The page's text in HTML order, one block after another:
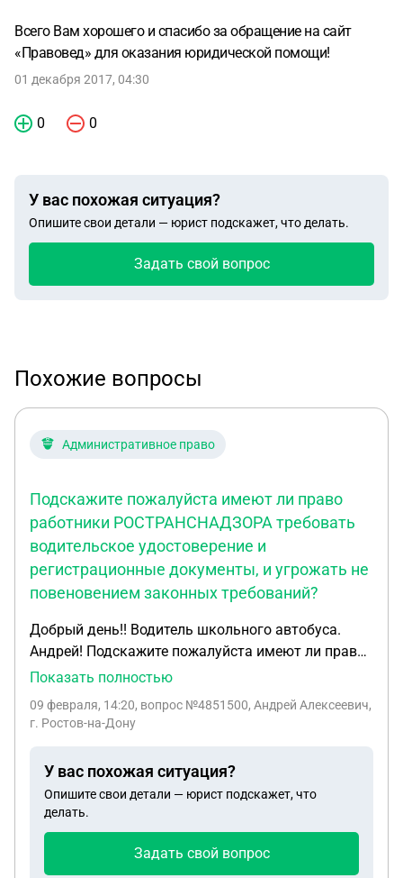
Всего Вам хорошего и спасибо за обращение на сайт
«Правовед» для оказания юридической помощи!
01 декабря 2017, 04:30
0 0
У вас похожая ситуация?
Опишите свои детали — юрист подскажет, что делать.
Задать свой вопрос
Похожие вопросы
Административное право
Подскажите пожалуйста имеют ли право
работники РОСТРАНСНАДЗОРА требовать
водительское удостоверение и
регистрационные документы, и угрожать не
повеновением законных требований?
Добрый день!! Водитель школьного автобуса.
Андрей! Подскажите пожалуйста имеют ли право
работники РОСТРАНСНАДЗОРА требовать
документы, и угрожать не повеновением
Показать полностью
09 февраля, 14:20, вопрос №4851500, Андрей Алексеевич,
г. Ростов-на-Дону
У вас похожая ситуация?
Опишите свои детали — юрист подскажет, что
делать.
Задать свой вопрос